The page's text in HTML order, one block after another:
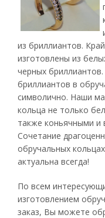
из бриллиантов.
изготовлены из
черных
бриллиантов в
символично. Наши
кольца не только
также коньячными
Сочетание
обручальных
актуальна всегда!
По всем
изготовлением
заказ, Вы можете